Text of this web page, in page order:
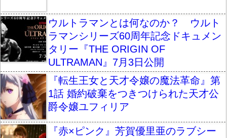
ウルトラマンとは何なのか？ ウルト
ラマンシリーズ60周年記念ドキュメン
タリー『THE ORIGIN OF
ULTRAMAN』7月3日公開
『転生王女と天才令嬢の魔法革命』第
1話 婚約破棄をつきつけられた天才公
爵令嬢ユフィリア
『赤×ピンク』芳賀優里亜のラブシー